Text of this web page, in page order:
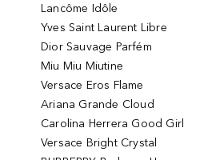
Lancôme Idôle
Yves Saint Laurent Libre
Dior Sauvage Parfém
Miu Miu Miutine
Versace Eros Flame
Ariana Grande Cloud
Carolina Herrera Good Girl
Versace Bright Crystal